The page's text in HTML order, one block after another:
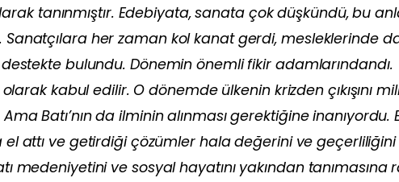
tanınmıştır. Edebiyata, sanata çok düşkündü, bu
Sanatçılara her zaman kol kanat gerdi, mesleklerinde
bulundu. Dönemin önemli fikir adamlarındandı.
kabul edilir. O dönemde ülkenin krizden çıkışını
Batı’nın da ilminin alınması gerektiğine inanıyordu.
attı ve getirdiği çözümler hala değerini ve geçerliliğini
medeniyetini ve sosyal hayatını yakından tanımasına